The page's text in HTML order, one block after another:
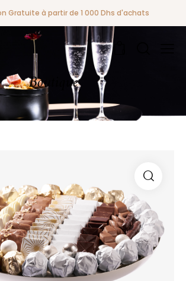
Gratuite à partir de 1 000 Dhs d'achats
Boutique